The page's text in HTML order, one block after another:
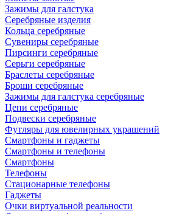
Зажимы для галстука
Серебряные изделия
Кольца серебряные
Сувениры серебряные
Пирсинги серебряные
Серьги серебряные
Браслеты серебряные
Броши серебряные
Зажимы для галстука серебряные
Цепи серебряные
Подвески серебряные
Футляры для ювелирных украшений
Смартфоны и гаджеты
Смартфоны и телефоны
Смартфоны
Телефоны
Стационарные телефоны
Гаджеты
Очки виртуальной реальности